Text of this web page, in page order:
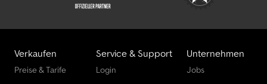
Verkaufen
Preise & Tarife
Service & Support
Login
Unternehmen
Jobs